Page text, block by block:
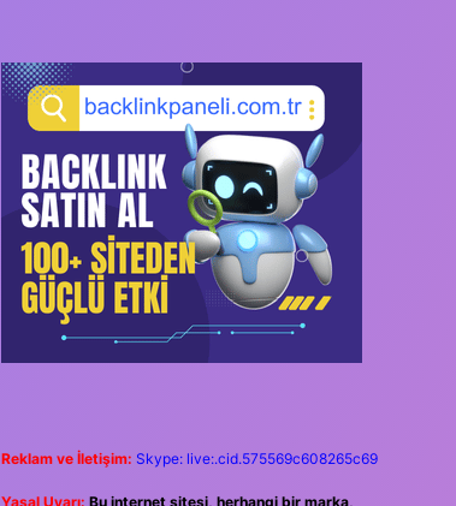
Reklam ve İletişim: Skype: live:.cid.575569c608265c69
Yasal Uyarı: Bu internet sitesi, herhangi bir marka,